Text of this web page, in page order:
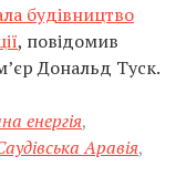
будівництво
, повідомив
Дональд Туск.
енергія,
Аравія,